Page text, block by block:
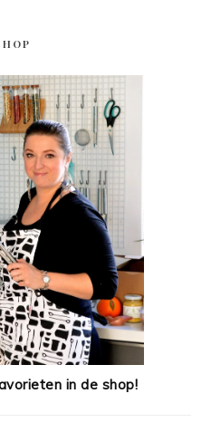
in de shop!